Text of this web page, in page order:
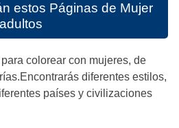
estos Páginas de Mujer
colorear con mujeres, de
diferentes estilos,
países y civilizaciones